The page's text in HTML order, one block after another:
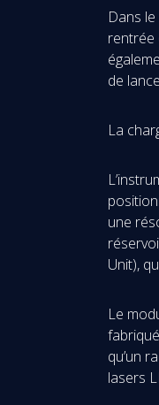
Dans
rentrée
de
La
une
Unit),
Le
qu’un
lasers